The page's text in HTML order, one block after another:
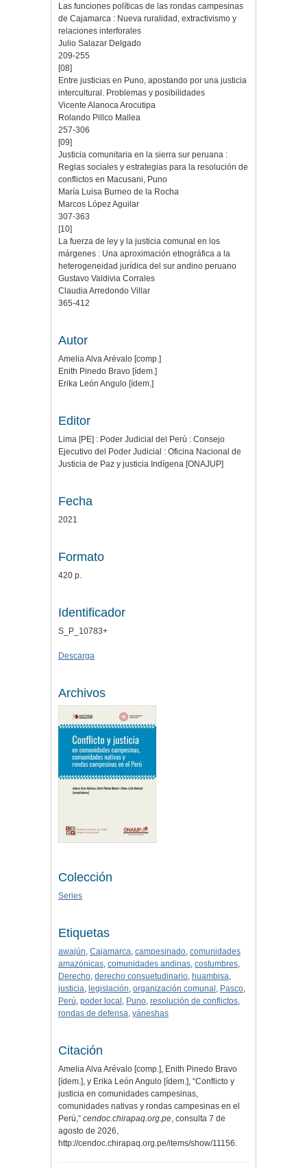
Las funciones políticas de las rondas campesinas
de Cajamarca : Nueva ruralidad, extractivismo y
relaciones interforales
Julio Salazar Delgado
209-255
[08]
Entre justicias en Puno, apostando por una justicia
intercultural. Problemas y posibilidades
Vicente Alanoca Arocutipa
Rolando Pillco Mallea
257-306
[09]
Justicia comunitaria en la sierra sur peruana :
Reglas sociales y estrategias para la resolución de
conflictos en Macusani, Puno
María Luisa Burneo de la Rocha
Marcos López Aguilar
307-363
[10]
La fuerza de ley y la justicia comunal en los
márgenes : Una aproximación etnográfica a la
heterogeneidad jurídica del sur andino peruano
Gustavo Valdivia Corrales
Claudia Arredondo Villar
365-412
Autor
Amelia Alva Arévalo [comp.]
Enith Pinedo Bravo [ídem.]
Erika León Angulo [ídem.]
Editor
Lima [PE] : Poder Judicial del Perú : Consejo
Ejecutivo del Poder Judicial : Oficina Nacional de
Justicia de Paz y justicia Indígena [ONAJUP]
Fecha
2021
Formato
420 p.
Identificador
S_P_10783+
Descarga
Archivos
Colección
Series
Etiquetas
awajún, Cajamarca, campesinado, comunidades
amazónicas, comunidades andinas, costumbres,
Derecho, derecho consuetudinario, huambisa,
justicia, legislación, organización comunal , Pasco,
Perú, poder local , Puno, resolución de conflictos,
rondas de defensa, yáneshas
Citación
Amelia Alva Arévalo [comp.], Enith Pinedo Bravo
[ídem.], y Erika León Angulo [ídem.], “Conflicto y
justicia en comunidades campesinas,
comunidades nativas y rondas campesinas en el
Perú,” cendoc.chirapaq.org.pe, consulta 7 de
agosto de 2026,
http://cendoc.chirapaq.org.pe/items/show/11156.